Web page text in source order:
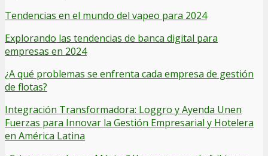
Tendencias en el mundo del vapeo para 2024
Explorando las tendencias de banca digital para
empresas en 2024
¿A qué problemas se enfrenta cada empresa de gestión
de flotas?
Integración Transformadora: Loggro y Ayenda Unen
Fuerzas para Innovar la Gestión Empresarial y Hotelera
en América Latina